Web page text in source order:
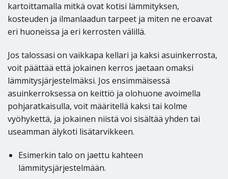
kartoittamalla mitkä ovat kotisi lämmityksen,
kosteuden ja ilmanlaadun tarpeet ja miten ne eroavat
eri huoneissa ja eri kerrosten välillä.
Jos talossasi on vaikkapa kellari ja kaksi asuinkerrosta,
voit päättää että jokainen kerros jaetaan omaksi
lämmitysjärjestelmäksi. Jos ensimmäisessä
asuinkerroksessa on keittiö ja olohuone avoimella
pohjaratkaisulla, voit määritellä kaksi tai kolme
vyöhykettä, ja jokainen niistä voi sisältää yhden tai
useamman älykoti lisätarvikkeen.
Esimerkin talo on jaettu kahteen
lämmitysjärjestelmään.